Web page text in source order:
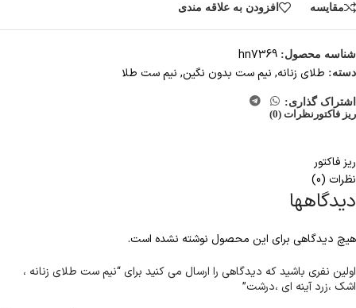
مقایسه افزودن به علاقه مندی
شناسه محصول: hn7369
دسته: طلای زنانه, نیم ست بدون نگین, نیم ست طلا
اشتراک گذاری:
ریز فاکتور نظرات (0)
ریز فاکتور
نظرات (0)
دیدگاهها
هیچ دیدگاهی برای این محصول نوشته نشده است.
اولین نفری باشید که دیدگاهی را ارسال می کنید برای “نیم ست طلای زنانه ،
اشک ،زرد آینه ای ،درشت”